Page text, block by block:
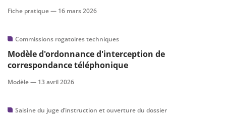
Fiche pratique — 16 mars 2026
Commissions rogatoires techniques
Modèle d'ordonnance d'interception de
correspondance téléphonique
Modèle — 13 avril 2026
Saisine du juge d’instruction et ouverture du dossier